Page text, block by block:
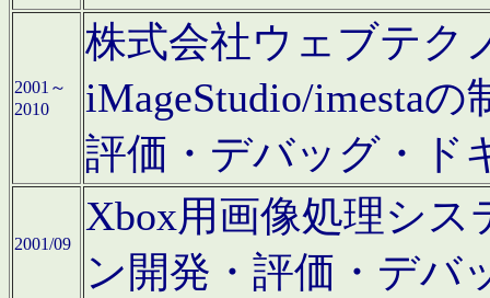
2001～
2010
株式会社ウェブテク
iMageStudio/imesta
評価・デバッグ・ド
2001/09
Xbox用画像処理シ
ン開発・評価・デバ